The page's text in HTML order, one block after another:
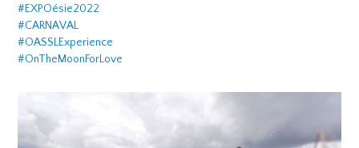
#EXPOésie2022
#CARNAVAL
#OASSLExperience
#OnTheMoonForLove